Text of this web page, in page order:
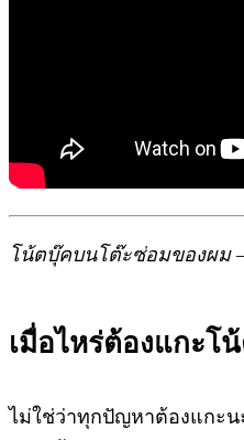
โน้ตบุ๊คบนโต๊ะซ่อมของผม
เมื่อไหร่ต้องแกะโ
ไม่ใช่ว่าทุกปัญหาต้องแกะ